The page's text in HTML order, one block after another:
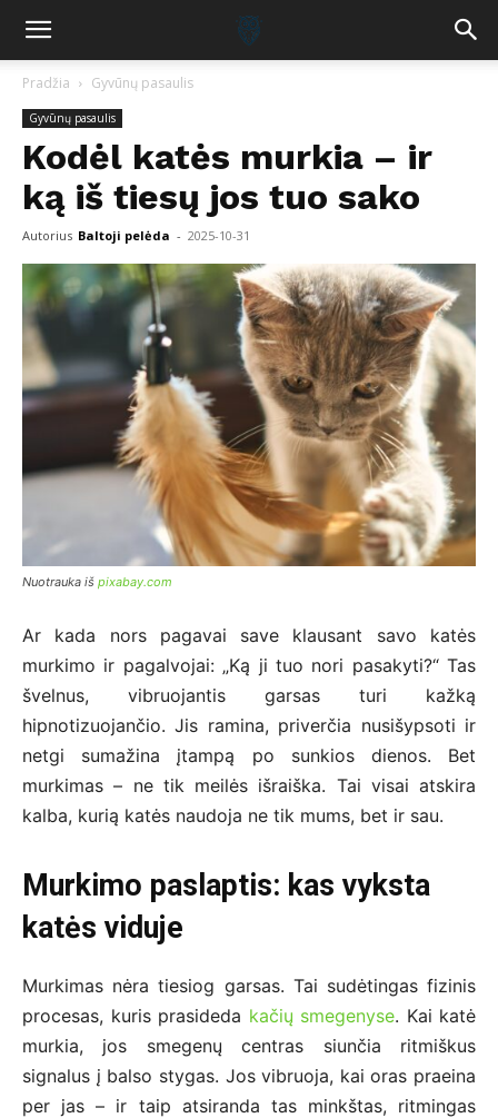
Pradžia Gyvūnų pasaulis
Gyvūnų pasaulis
Kodėl katės murkia – ir
ką iš tiesų jos tuo sako
Autorius Baltoji pelėda - 2025-10-31
Nuotrauka iš pixabay.com
Ar kada nors pagavai save klausant savo katės
murkimo ir pagalvojai: „Ką ji tuo nori pasakyti?“ Tas
švelnus, vibruojantis garsas turi kažką
hipnotizuojančio. Jis ramina, priverčia nusišypsoti ir
netgi sumažina įtampą po sunkios dienos. Bet
murkimas – ne tik meilės išraiška. Tai visai atskira
kalba, kurią katės naudoja ne tik mums, bet ir sau.
Murkimo paslaptis: kas vyksta
katės viduje
Murkimas nėra tiesiog garsas. Tai sudėtingas fizinis
procesas, kuris prasideda kačių smegenyse. Kai katė
murkia, jos smegenų centras siunčia ritmiškus
signalus į balso stygas. Jos vibruoja, kai oras praeina
per jas – ir taip atsiranda tas minkštas, ritmingas